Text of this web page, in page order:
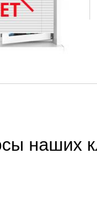
наших